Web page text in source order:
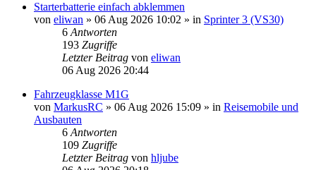
Starterbatterie einfach abklemmen
von eliwan » 06 Aug 2026 10:02 » in Sprinter 3 (VS30)
6 Antworten
193 Zugriffe
Letzter Beitrag von eliwan
06 Aug 2026 20:44
Fahrzeugklasse M1G
von MarkusRC » 06 Aug 2026 15:09 » in Reisemobile und
Ausbauten
6 Antworten
109 Zugriffe
Letzter Beitrag von hljube